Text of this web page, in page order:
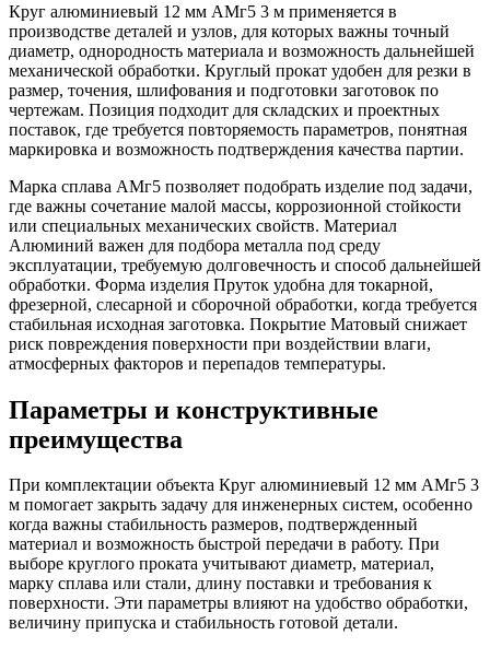
Круг алюминиевый 12 мм АМг5 3 м применяется в
производстве деталей и узлов, для которых важны точный
диаметр, однородность материала и возможность дальнейшей
механической обработки. Круглый прокат удобен для резки в
размер, точения, шлифования и подготовки заготовок по
чертежам. Позиция подходит для складских и проектных
поставок, где требуется повторяемость параметров, понятная
маркировка и возможность подтверждения качества партии.
Марка сплава АМг5 позволяет подобрать изделие под задачи,
где важны сочетание малой массы, коррозионной стойкости
или специальных механических свойств. Материал
Алюминий важен для подбора металла под среду
эксплуатации, требуемую долговечность и способ дальнейшей
обработки. Форма изделия Пруток удобна для токарной,
фрезерной, слесарной и сборочной обработки, когда требуется
стабильная исходная заготовка. Покрытие Матовый снижает
риск повреждения поверхности при воздействии влаги,
атмосферных факторов и перепадов температуры.
Параметры и конструктивные
преимущества
При комплектации объекта Круг алюминиевый 12 мм АМг5 3
м помогает закрыть задачу для инженерных систем, особенно
когда важны стабильность размеров, подтвержденный
материал и возможность быстрой передачи в работу. При
выборе круглого проката учитывают диаметр, материал,
марку сплава или стали, длину поставки и требования к
поверхности. Эти параметры влияют на удобство обработки,
величину припуска и стабильность готовой детали.